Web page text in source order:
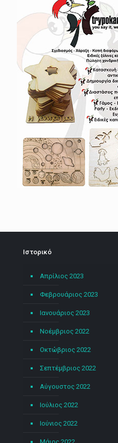
Ιστορικό
Απρίλιος 2023
Φεβρουάριος 2023
Ιανουάριος 2023
Νοέμβριος 2022
Οκτώβριος 2022
Σεπτέμβριος 2022
Αύγουστος 2022
Ιούλιος 2022
Ιούνιος 2022